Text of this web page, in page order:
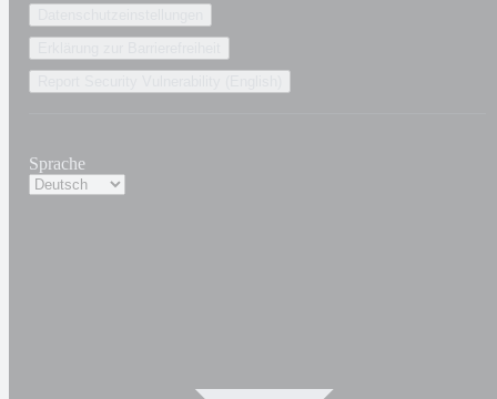
Sprache